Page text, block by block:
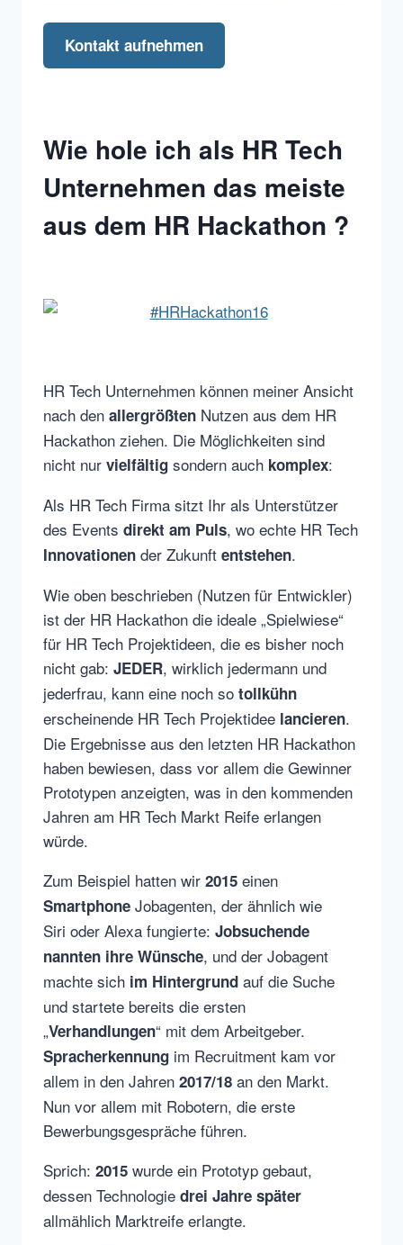
Kontakt aufnehmen
Wie hole ich als HR Tech
Unternehmen das meiste
aus dem HR Hackathon ?
HR Tech Unternehmen können meiner Ansicht
nach den allergrößten Nutzen aus dem HR
Hackathon ziehen. Die Möglichkeiten sind
nicht nur vielfältig sondern auch komplex:
Als HR Tech Firma sitzt Ihr als Unterstützer
des Events direkt am Puls, wo echte HR Tech
Innovationen der Zukunft entstehen.
Wie oben beschrieben (Nutzen für Entwickler)
ist der HR Hackathon die ideale „Spielwiese“
für HR Tech Projektideen, die es bisher noch
nicht gab: JEDER, wirklich jedermann und
jederfrau, kann eine noch so tollkühn
erscheinende HR Tech Projektidee lancieren.
Die Ergebnisse aus den letzten HR Hackathon
haben bewiesen, dass vor allem die Gewinner
Prototypen anzeigten, was in den kommenden
Jahren am HR Tech Markt Reife erlangen
würde.
Zum Beispiel hatten wir 2015 einen
Smartphone Jobagenten, der ähnlich wie
Siri oder Alexa fungierte: Jobsuchende
nannten ihre Wünsche, und der Jobagent
machte sich im Hintergrund auf die Suche
und startete bereits die ersten
„Verhandlungen“ mit dem Arbeitgeber.
Spracherkennung im Recruitment kam vor
allem in den Jahren 2017/18 an den Markt.
Nun vor allem mit Robotern, die erste
Bewerbungsgespräche führen.
Sprich: 2015 wurde ein Prototyp gebaut,
dessen Technologie drei Jahre später
allmählich Marktreife erlangte.